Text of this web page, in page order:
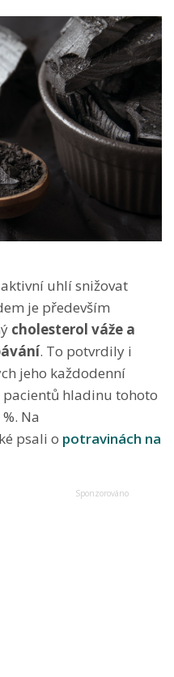
uhlí snižovat
je především
cholesterol váže a
. To potvrdily i
jeho každodenní
hladinu tohoto
Na
psali o potravinách na